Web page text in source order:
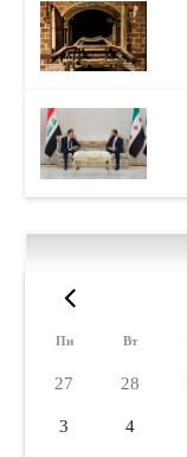
Пн Вт
27 28
3 4